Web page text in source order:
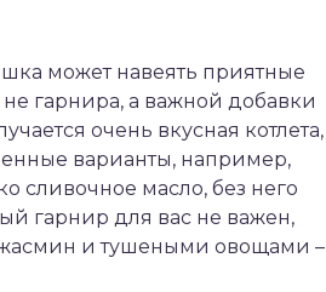
может навеять приятные
гарнира, а важной добавки
очень вкусная котлета,
варианты, например,
сливочное масло, без него
гарнир для вас не важен,
жасмин и тушеными овощами –